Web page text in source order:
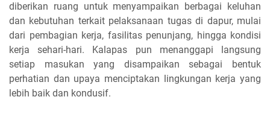
diberikan ruang untuk menyampaikan berbagai keluhan
dan kebutuhan terkait pelaksanaan tugas di dapur, mulai
dari pembagian kerja, fasilitas penunjang, hingga kondisi
kerja sehari-hari. Kalapas pun menanggapi langsung
setiap masukan yang disampaikan sebagai bentuk
perhatian dan upaya menciptakan lingkungan kerja yang
lebih baik dan kondusif.